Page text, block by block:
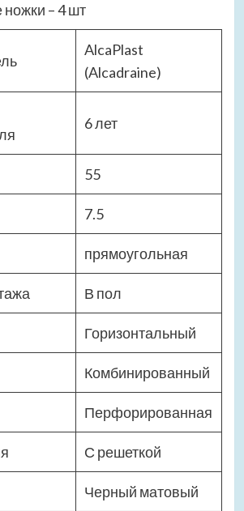
– 4 шт
AlcaPlast
(Alcadraine)
6 лет
55
7.5
прямоугольная
В пол
Горизонтальный
Комбинированный
Перфорированная
С решеткой
Черный матовый